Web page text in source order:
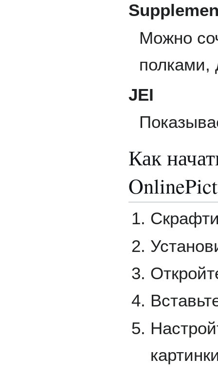
Можно
полками,
JEI
Как